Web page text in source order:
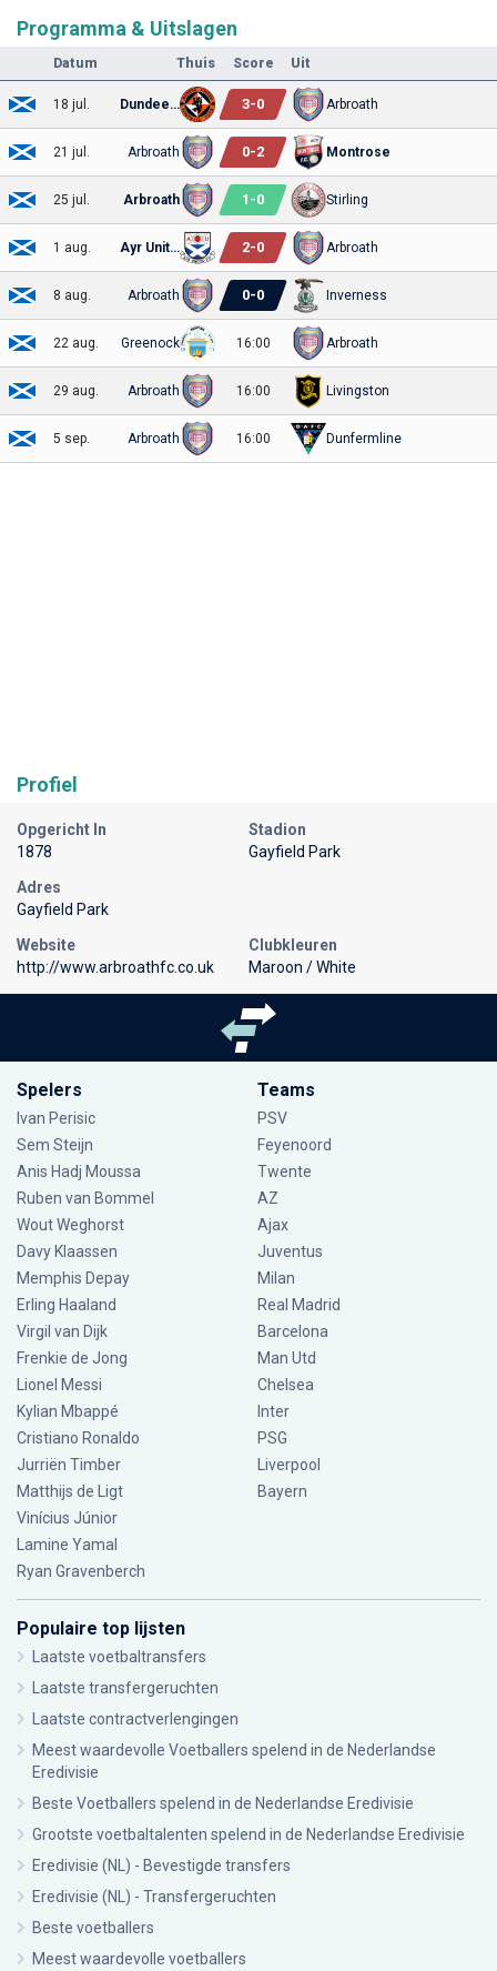
Programma & Uitslagen
Datum Thuis Score Uit
18 jul. Dundee United 3-0 Arbroath
21 jul. Arbroath 0-2 Montrose
25 jul. Arbroath 1 -0 Stirling
1 aug. Ayr United 2-0 Arbroath
8 aug. Arbroath 0-0 Inverness
22 aug. Greenock 16:00 Arbroath
29 aug. Arbroath 16:00 Livingston
5 sep. Arbroath 16:00 Dunfermline
Profiel
Opgericht In
1878
Stadion
Gayfield Park
Adres
Gayfield Park
Website
http://www.arbroathfc.co.uk
Clubkleuren
Maroon / White
Spelers
Ivan Perisic
Sem Steijn
Anis Hadj Moussa
Ruben van Bommel
Wout Weghorst
Davy Klaassen
Memphis Depay
Erling Haaland
Virgil van Dijk
Frenkie de Jong
Lionel Messi
Kylian Mbappé
Cristiano Ronaldo
Jurriën Timber
Matthijs de Ligt
Vinícius Júnior
Lamine Yamal
Ryan Gravenberch
Teams
PSV
Feyenoord
Twente
AZ
Ajax
Juventus
Milan
Real Madrid
Barcelona
Man Utd
Chelsea
Inter
PSG
Liverpool
Bayern
Populaire top lijsten
Laatste voetbaltransfers
Laatste transfergeruchten
Laatste contractverlengingen
Meest waardevolle Voetballers spelend in de Nederlandse
Eredivisie
Beste Voetballers spelend in de Nederlandse Eredivisie
Grootste voetbaltalenten spelend in de Nederlandse Eredivisie
Eredivisie (NL) - Bevestigde transfers
Eredivisie (NL) - Transfergeruchten
Beste voetballers
Meest waardevolle voetballers